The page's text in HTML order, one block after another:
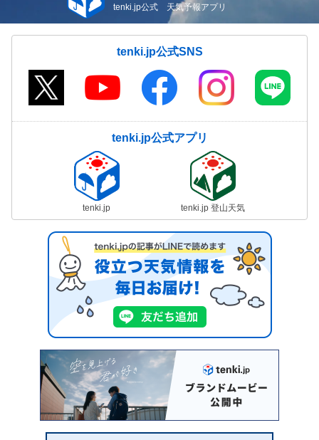
tenki.jp公式 天気予報アプリ
tenki.jp公式SNS
tenki.jp公式アプリ
tenki.jp tenki.jp 登山天気